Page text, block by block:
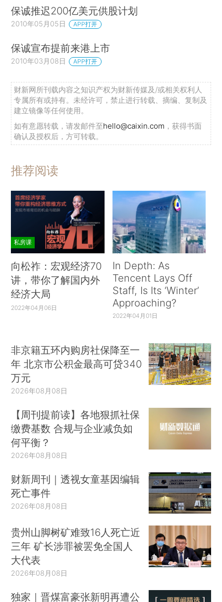
保诚推迟200亿美元供股计划
2010年05月05日 APP打开
保诚宣布提前来港上市
2010年03月08日 APP打开
财新网所刊载内容之知识产权为财新传媒及/或相关权利人
专属所有或持有。未经许可，禁止进行转载、摘编、复制及
建立镜像等任何使用。
如有意愿转载，请发邮件至hello@caixin.com ，获得书面
确认及授权后，方可转载。
推荐阅读
私房课
向松祚：宏观经济70
讲，带你了解国内外
经济大局
2022年04月06日
In Depth: As
Tencent Lays Off
Staff, Is Its ‘Winter’
Approaching?
2022年04月01日
非京籍五环内购房社保降至一
年 北京市公积金最高可贷340
万元
2026年08月08日
【周刊提前读】各地狠抓社保
缴费基数 合规与企业减负如
何平衡？
2026年08月08日
财新周刊｜透视女童基因编辑
死亡事件
2026年08月08日
贵州山脚树矿难致16人死亡近
三年 矿长涉罪被罢免全国人
大代表
2026年08月08日
独家｜晋煤富豪张新明再遭公